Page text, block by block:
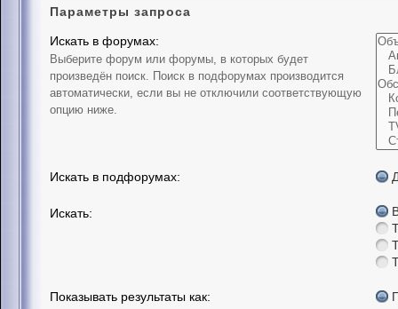
Параметры запроса
Искать в форумах:
Выберите форум или форумы, в которых будет
произведён поиск. Поиск в подфорумах производится
автоматически, если вы не отключили соответствующую
опцию ниже.
Искать в подфорумах:
Искать:
Показывать результаты как: